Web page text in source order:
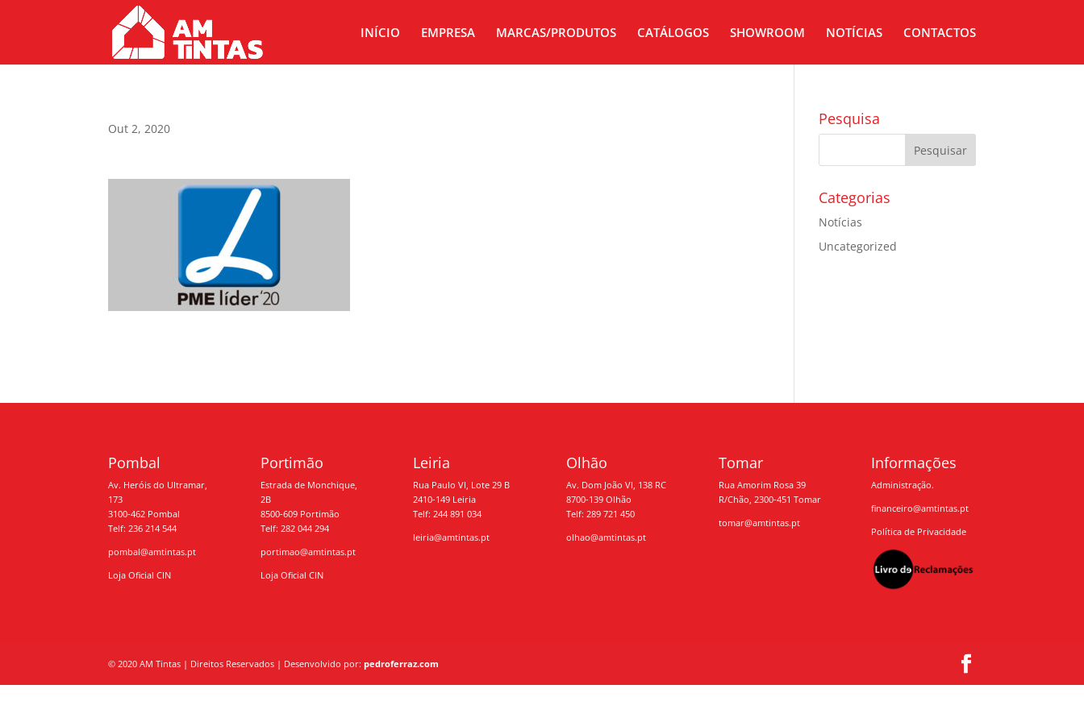
INÍCIO EMPRESA MARCAS/PRODUTOS CATÁLOGOS SHOWROOM NOTÍCIAS CONTACTOS
Out 2, 2020
Pesquisa
Categorias
Notícias
Uncategorized
Pombal
Av. Heróis do Ultramar,
173
3100-462 Pombal
Telf: 236 214 544
pombal@amtintas.pt
Loja Oficial CIN
Portimão
Estrada de Monchique,
2B
8500-609 Portimão
Telf: 282 044 294
portimao@amtintas.pt
Loja Oficial CIN
Leiria
Rua Paulo VI, Lote 29 B
2410-149 Leiria
Telf: 244 891 034
leiria@amtintas.pt
Olhão
Av. Dom João VI, 138 RC
8700-139 Olhão
Telf: 289 721 450
olhao@amtintas.pt
Tomar
Rua Amorim Rosa 39
R/Chão, 2300-451 Tomar
tomar@amtintas.pt
Informações
Administração.
financeiro@amtintas.pt
Política de Privacidade
© 2020 AM Tintas | Direitos Reservados | Desenvolvido por:pedroferraz.com